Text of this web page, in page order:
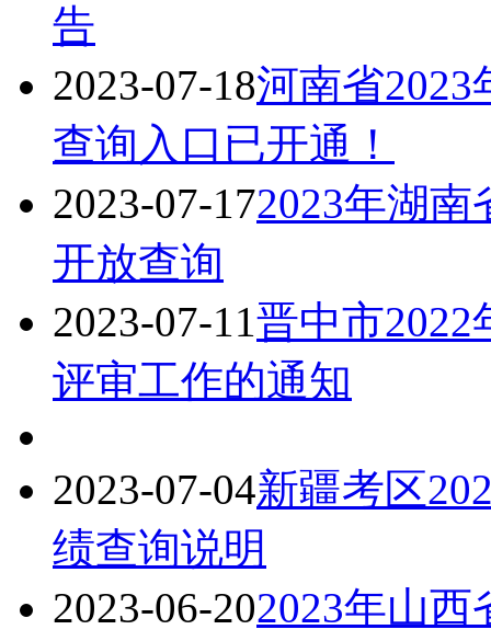
告
2023-07-18河南省
查询入口已开通！
2023-07-172023年湖
开放查询
2023-07-11晋中市
评审工作的通知
2023-07-04新疆考区
绩查询说明
2023-06-202023年山